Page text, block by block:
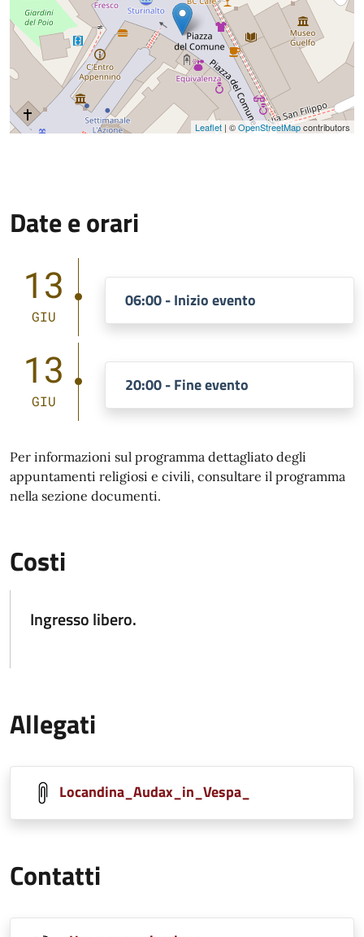
Leaflet | ©OpenStreetMapcontributors
Date e orari
13
GIU
06:00 - Inizio evento
13
GIU
20:00 - Fine evento
Per informazioni sul programma dettagliato degli
appuntamenti religiosi e civili, consultare il programma
nella sezione documenti.
Costi
Ingresso libero.
Allegati
Locandina_Audax_in_Vespa_
Contatti